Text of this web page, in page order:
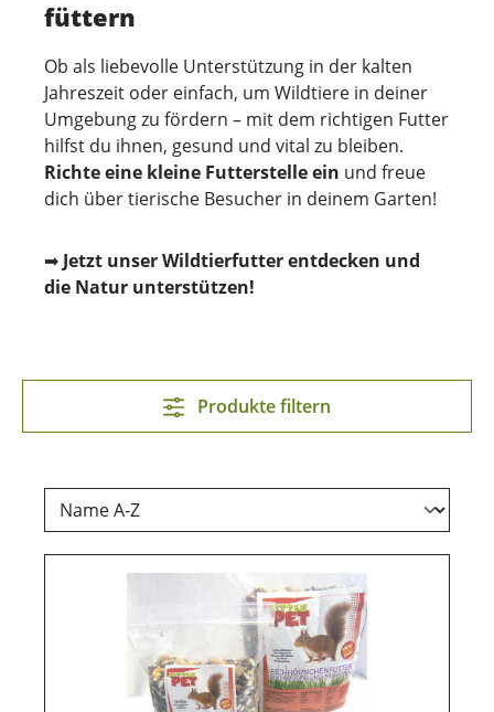
füttern
Ob als liebevolle Unterstützung in der kalten
Jahreszeit oder einfach, um Wildtiere in deiner
Umgebung zu fördern – mit dem richtigen Futter
hilfst du ihnen, gesund und vital zu bleiben.
Richte eine kleine Futterstelle ein und freue
dich über tierische Besucher in deinem Garten!
➡ Jetzt unser Wildtierfutter entdecken und
die Natur unterstützen!
Produkte filtern